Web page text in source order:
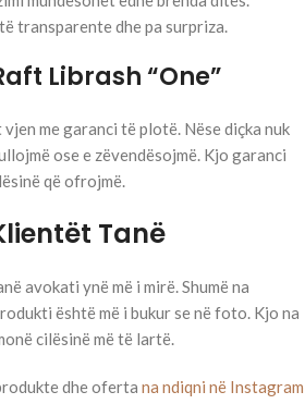
transparente dhe pa surpriza.
Librash “One”
me garanci të plotë. Nëse diçka nuk
ose e zëvendësojmë. Kjo garanci
që ofrojmë.
Tanë
avokati ynë më i mirë. Shumë na
është më i bukur se në foto. Kjo na
cilësinë më të lartë.
dhe oferta na ndiqni në Instagram